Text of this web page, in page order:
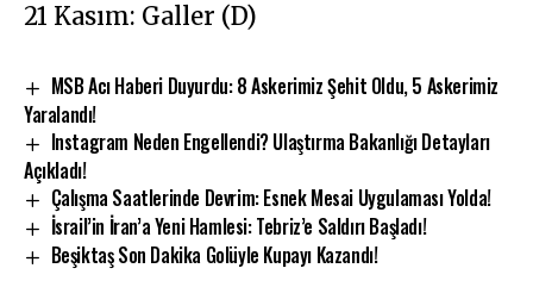
21 Kasım: Galler (D)
MSB Acı Haberi Duyurdu: 8 Askerimiz Şehit Oldu, 5 Askerimiz
Yaralandı!
Instagram Neden Engellendi? Ulaştırma Bakanlığı Detayları
Açıkladı!
Çalışma Saatlerinde Devrim: Esnek Mesai Uygulaması Yolda!
İsrail’in İran’a Yeni Hamlesi: Tebriz’e Saldırı Başladı!
Beşiktaş Son Dakika Golüyle Kupayı Kazandı!